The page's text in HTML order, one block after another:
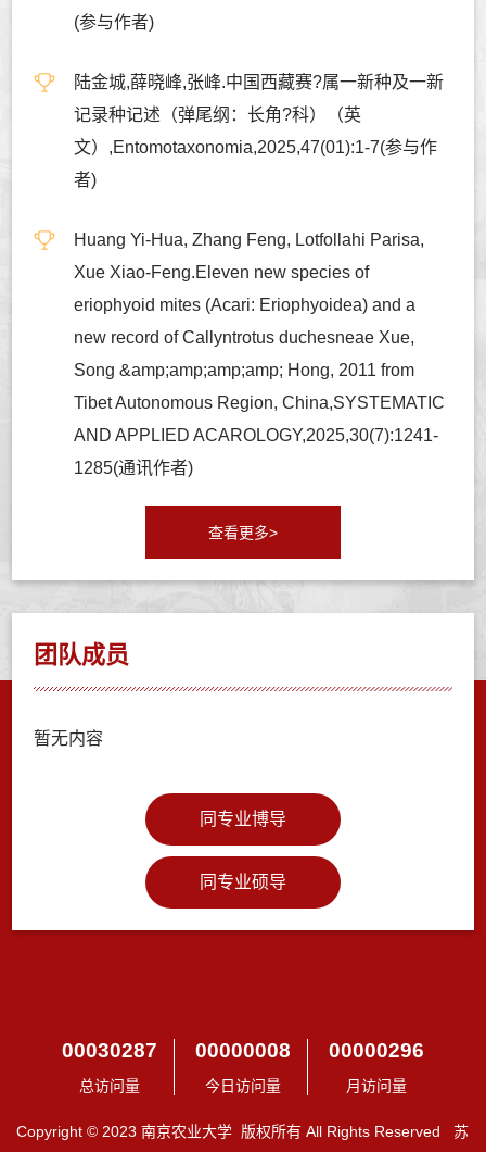
(参与作者)
陆金城,薛晓峰,张峰.中国西藏赛?属一新种及一新
记录种记述（弹尾纲：长角?科）（英
文）,Entomotaxonomia,2025,47(01):1-7(参与作
者)
Huang Yi-Hua, Zhang Feng, Lotfollahi Parisa,
Xue Xiao-Feng.Eleven new species of
eriophyoid mites (Acari: Eriophyoidea) and a
new record of Callyntrotus duchesneae Xue,
Song &amp;amp;amp;amp; Hong, 2011 from
Tibet Autonomous Region, China,SYSTEMATIC
AND APPLIED ACAROLOGY,2025,30(7):1241-
1285(通讯作者)
查看更多>
团队成员
暂无内容
同专业博导
同专业硕导
00030287
总访问量
00000008
今日访问量
00000296
月访问量
Copyright © 2023 南京农业大学 版权所有 All Rights Reserved 苏